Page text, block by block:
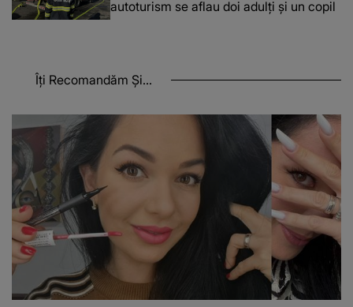
autoturism se aflau doi adulți și un copil
Îți Recomandăm Și...